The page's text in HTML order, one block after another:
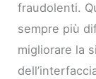
fraudolenti.
sempre più
migliorare la